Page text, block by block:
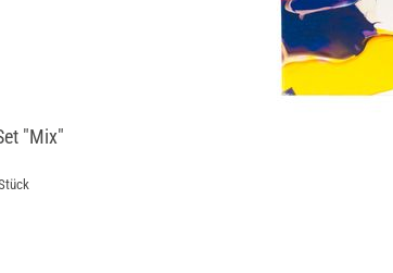
"Mix"